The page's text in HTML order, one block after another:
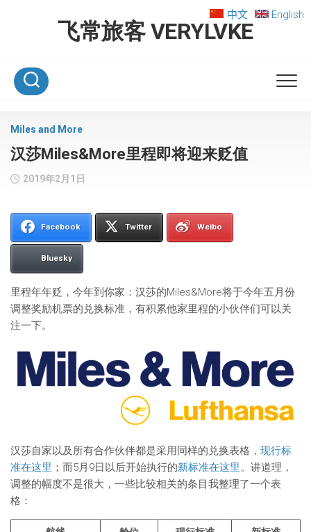
飞常旅客 VERYLVKE
中文 English
Miles and More
汉莎Miles&More里程即将迎来贬值
2019年2月1日
Facebook Twitter Weibo
Bluesky
里程年年贬，今年到你家：汉莎的Miles&More将于今年五月份
调整奖励机票的兑换标准，有积累他家里程的小伙伴们可以关
注一下。
汉莎自家以及所有合作伙伴都是采用同样的兑换表格， 现行标
准在这里 ；而5月9日以后开始执行的新标准在这里。讲道理，
调整的幅度不是很大，一些比较相关的条目我整理了一个表
格：